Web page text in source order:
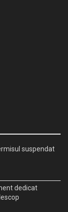
suspendat
dedicat